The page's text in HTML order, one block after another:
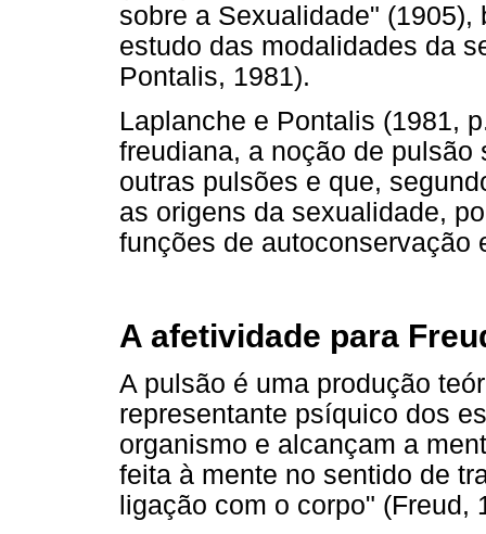
sobre a Sexualidade"
estudo das modalidades da
Pontalis, 1981).
Laplanche e Pontalis (1981,
freudiana, a noção de
outras pulsões e que,
as origens da sexualidade,
funções de autoconservação
A afetividade para
A pulsão é uma produção
representante psíquico dos
organismo e alcançam a
feita à mente no sentido de
ligação com o corpo" (Freud,